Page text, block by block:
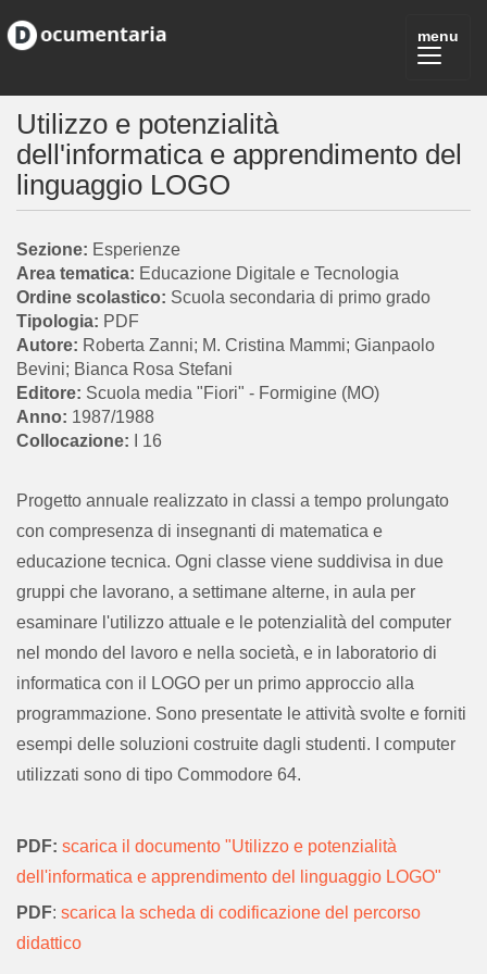
Utilizzo e potenzialità
dell'informatica e apprendimento del
linguaggio LOGO
Esperienze
Educazione Digitale e Tecnologia
Scuola secondaria di primo grado
PDF
Roberta Zanni; M. Cristina Mammi; Gianpaolo
Bevini; Bianca Rosa Stefani
Scuola media "Fiori" - Formigine (MO)
1987/1988
I 16
Progetto annuale realizzato in classi a tempo prolungato
con compresenza di insegnanti di matematica e
educazione tecnica. Ogni classe viene suddivisa in due
gruppi che lavorano, a settimane alterne, in aula per
esaminare l'utilizzo attuale e le potenzialità del computer
nel mondo del lavoro e nella società, e in laboratorio di
informatica con il LOGO per un primo approccio alla
programmazione. Sono presentate le attività svolte e forniti
esempi delle soluzioni costruite dagli studenti. I computer
utilizzati sono di tipo Commodore 64.
PDF: scarica il documento "Utilizzo e potenzialità
dell'informatica e apprendimento del linguaggio LOGO"
PDF: scarica la scheda di codificazione del percorso
didattico